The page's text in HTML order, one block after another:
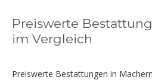
Preiswerte
im Vergleich
Preiswerte Bestattungen in